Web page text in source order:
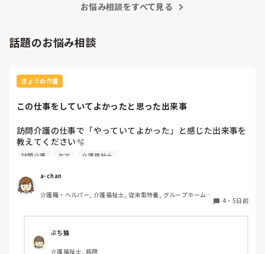
お悩み相談をすべて見る
話題のお悩み相談
きょうの介護
この仕事をしていてよかったと思った出来事
訪問介護の仕事で「やっていてよかった」と感じた出来事を
教えてください🫧
行きたくないな…」と感じることはあります。
そんなときに「この仕事をやっていてよかった」と思えた出
来事を思い浮かべたら前向きな気持ちで出勤できるかな？と
皆さんが訪問介護の仕事で「やっていてよかった」と感じた
エピソードがあれば、ぜひ教えてください。
訪問介護 ケア 介護福祉士
a-chan
介護職・ヘルパー, 介護福祉士, 従来型特養, グループホーム,
4 ・ 5日前
ぶち猫
介護福祉士, 病院